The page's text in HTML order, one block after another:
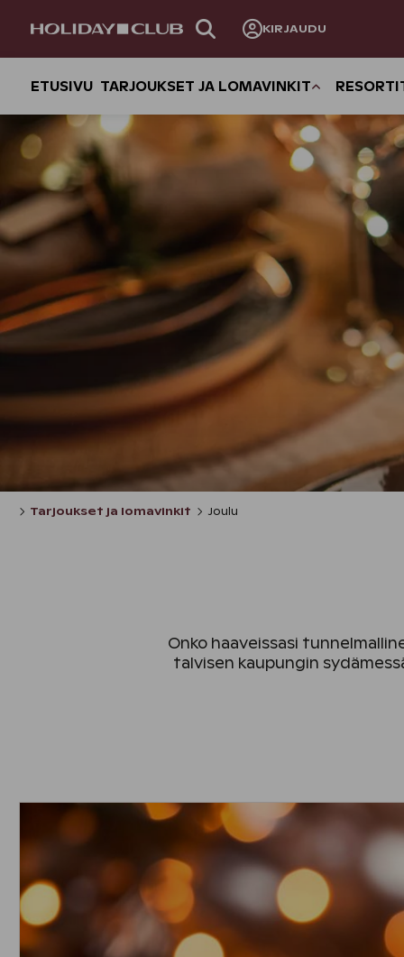
SIVUNAVIGOINTI
KIRJAUDU
ETUSIVU TARJOUKSET JA LOMAVINKIT
Tarjoukset ja lomavinkit Joulu
Onko haaveissasi
talvisen kaupungin